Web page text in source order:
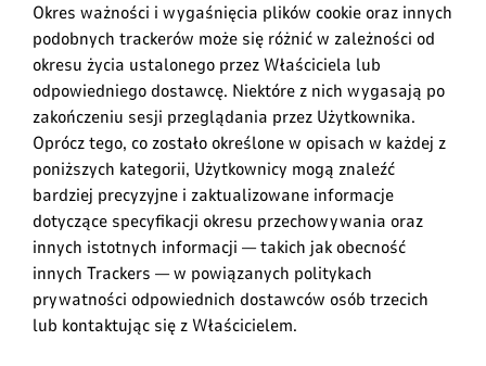
Okres ważności i wygaśnięcia plików cookie oraz innych
podobnych trackerów może się różnić w zależności od
okresu życia ustalonego przez Właściciela lub
odpowiedniego dostawcę. Niektóre z nich wygasają po
zakończeniu sesji przeglądania przez Użytkownika.
Oprócz tego, co zostało określone w opisach w każdej z
poniższych kategorii, Użytkownicy mogą znaleźć
bardziej precyzyjne i zaktualizowane informacje
dotyczące specyfikacji okresu przechowywania oraz
innych istotnych informacji — takich jak obecność
innych Trackers — w powiązanych politykach
prywatności odpowiednich dostawców osób trzecich
lub kontaktując się z Właścicielem.